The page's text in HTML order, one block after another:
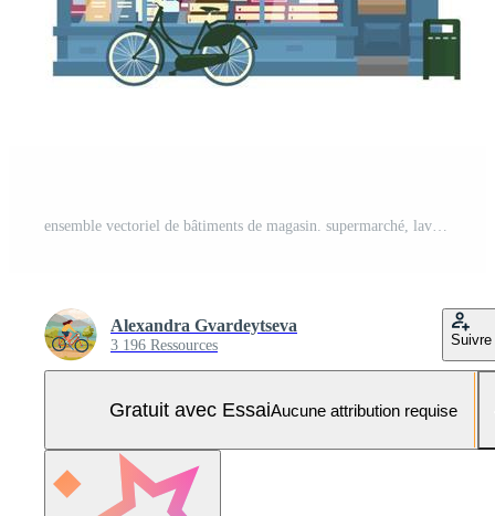
ensemble vectoriel de bâtiments de magasin. supermarché, laverie, magasin de surf, vélos, café, électronique, pharmacie, livres, antiquités et cadeaux. vitrine du magasin. illustration plate. Vecteur Pro et SVG Pro
Alexandra Gvardeytseva
3 196 Ressources Suivre
Gratuit avec EssaiAucune attribution requise